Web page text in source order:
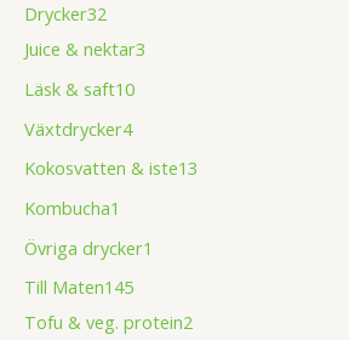
Drycker32
Juice & nektar3
Läsk & saft10
Växtdrycker4
Kokosvatten & iste13
Kombucha1
Övriga drycker1
Till Maten145
Tofu & veg. protein2